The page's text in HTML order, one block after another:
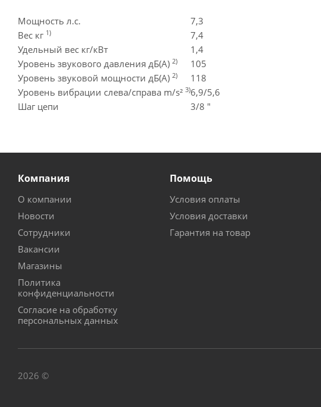
Мощность л.с.
7,3
Вес кг 1)
7,4
Удельный вес кг/кВт
1,4
Уровень звукового давления дБ(A) 2)
105
Уровень звуковой мощности дБ(A) 2)
118
Уровень вибрации слева/справа m/s² 3)6,9/5,6
Шаг цепи
3/8 "
Компания
О компании
Новости
Сотрудники
Вакансии
Магазины
Политика
конфиденциальности
Согласие на обработку
персональных данных
Помощь
Условия оплаты
Условия доставки
Гарантия на товар
2026 ©